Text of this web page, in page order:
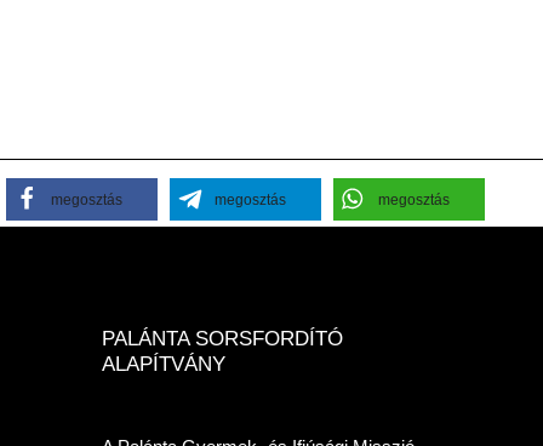
megosztás megosztás megosztás
PALÁNTA SORSFORDÍTÓ
ALAPÍTVÁNY